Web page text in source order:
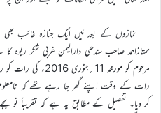
نمازوں کے بعد مَیں ایک جنازہ غائب بھی
ممتازاحمد صاحب سندھی دارالیمن غربی شکر
مرحوم کو مورخہ
رات کے وقت اپنے گھر جا رہے تھے کہ
کر دیا۔ تفصیل کے مطابق یہ ہے کہ تقریباً نو